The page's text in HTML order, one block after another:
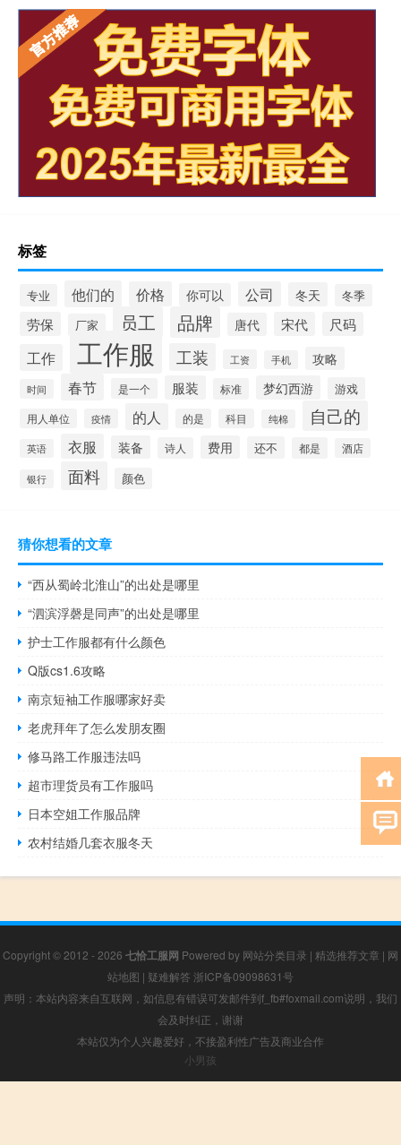
标签
专业 他们的 价格 你可以 公司 冬天 冬季
劳保 厂家 员工 品牌 唐代 宋代 尺码
工作 工作服 工装 工资 手机 攻略
时间 春节 是一个 服装 标准 梦幻西游 游戏
用人单位 疫情 的人 的是 科目 纯棉 自己的
英语 衣服 装备 诗人 费用 还不 都是 酒店
银行 面料 颜色
猜你想看的文章
“西从蜀岭北淮山”的出处是哪里
“泗滨浮磬是同声”的出处是哪里
护士工作服都有什么颜色
Q版cs1.6攻略
南京短袖工作服哪家好卖
老虎拜年了怎么发朋友圈
修马路工作服违法吗
超市理货员有工作服吗
日本空姐工作服品牌
农村结婚几套衣服冬天
Copyright © 2012 - 2026 七恰工服网 Powered by 网站分类目录 | 精选推荐文章 | 网
站地图 | 疑难解答 浙ICP备09098631号
声明：本站内容来自互联网，如信息有错误可发邮件到f_fb#foxmail.com说明，我们
会及时纠正，谢谢
本站仅为个人兴趣爱好，不接盈利性广告及商业合作
小男孩